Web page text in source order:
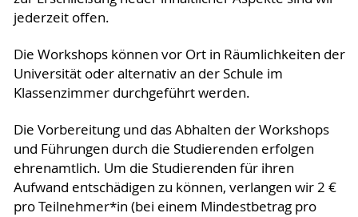
jederzeit offen.
Die Workshops können vor Ort in Räumlichkeiten der
Universität oder alternativ an der Schule im
Klassenzimmer durchgeführt werden.
Die Vorbereitung und das Abhalten der Workshops
und Führungen durch die Studierenden erfolgen
ehrenamtlich. Um die Studierenden für ihren
Aufwand entschädigen zu können, verlangen wir 2 €
pro Teilnehmer*in (bei einem Mindestbetrag pro